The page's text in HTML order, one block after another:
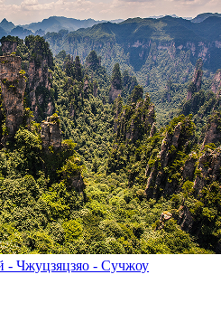
- Чжуцзяцзяо - Сучжоу